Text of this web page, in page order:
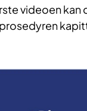
videoen kan